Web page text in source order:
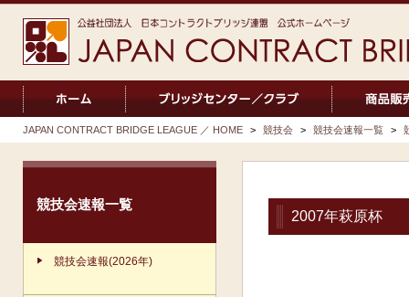
JAPAN CONTRACT BRIDGE LEAGUE ／ HOME > 競技会 > 競技会速報一覧 >
競技会速報一覧
競技会速報(2026年)
2007年萩原杯